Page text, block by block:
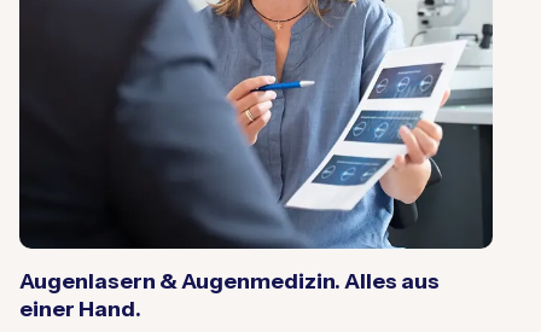
Augenlasern & Augenmedizin. Alles aus
einer Hand.